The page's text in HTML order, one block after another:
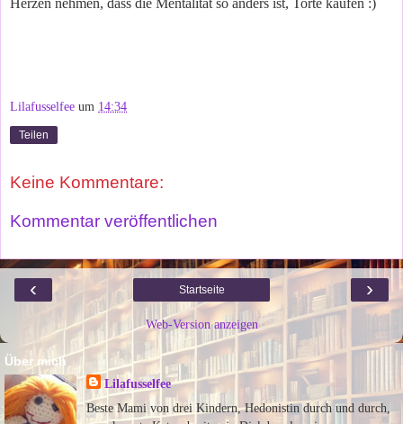
Lilafusselfee um 14:34
Teilen
Keine Kommentare:
Kommentar veröffentlichen
‹ ›
Startseite
Web-Version anzeigen
Über mich
Lilafusselfee
Beste Mami von drei Kindern, Hedonistin durch und durch,